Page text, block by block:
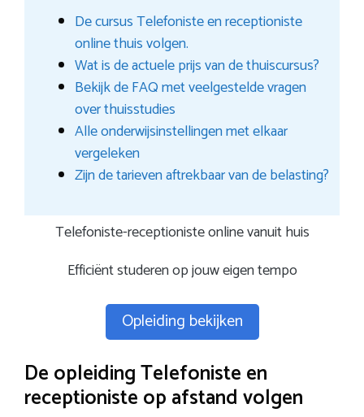
De cursus Telefoniste en receptioniste
online thuis volgen.
Wat is de actuele prijs van de thuiscursus?
Bekijk de FAQ met veelgestelde vragen
over thuisstudies
Alle onderwijsinstellingen met elkaar
vergeleken
Zijn de tarieven aftrekbaar van de belasting?
Telefoniste-receptioniste online vanuit huis
Efficiënt studeren op jouw eigen tempo
Opleiding bekijken
De opleiding Telefoniste en
receptioniste op afstand volgen